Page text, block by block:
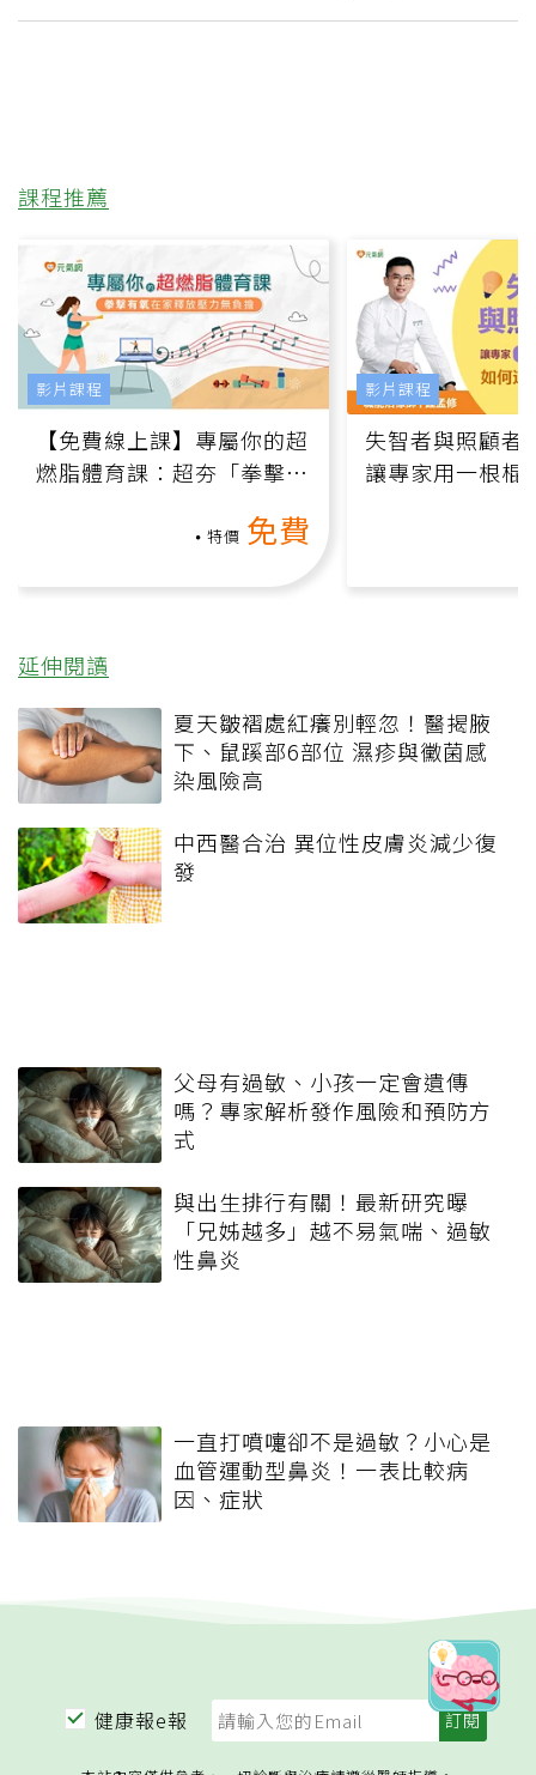
課程推薦
【免費線上課】專屬你的超
燃脂體育課：超夯「拳擊有
特價 免費
影片課程
失智者與照顧者
讓專家用一根棍
影片課程
延伸閱讀
夏天皺褶處紅癢別輕忽！醫揭腋
下、鼠蹊部6部位 濕疹與黴菌感
染風險高
中西醫合治 異位性皮膚炎減少復
發
父母有過敏、小孩一定會遺傳
嗎？專家解析發作風險和預防方
式
與出生排行有關！最新研究曝
「兄姊越多」越不易氣喘、過敏
性鼻炎
一直打噴嚏卻不是過敏？小心是
血管運動型鼻炎！一表比較病
因、症狀
健康報e報